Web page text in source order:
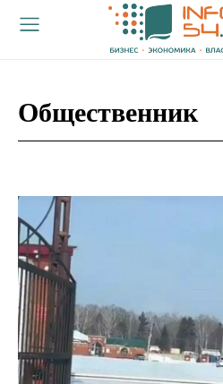
Общественник